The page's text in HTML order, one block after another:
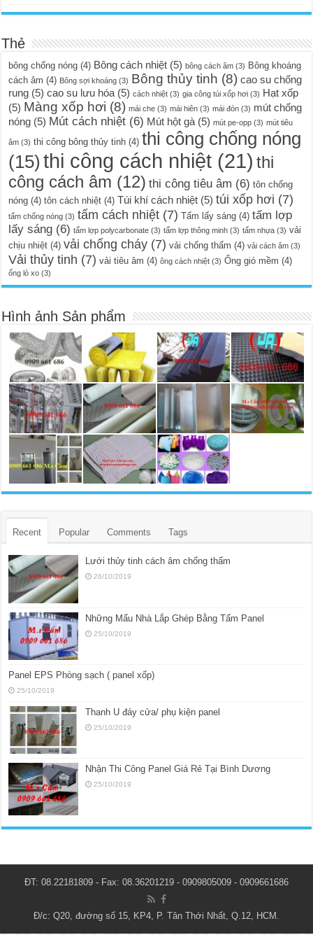
Thẻ
bông chống nóng (4) Bông cách nhiệt (5) bông cách âm (3) Bông khoáng
cách âm (4) Bông sợi khoáng (3) Bông thủy tinh (8) cao su chống
rung (5) cao su lưu hóa (5) cách nhiệt (3) gia công túi xốp hơi (3) Hạt xốp
(5) Màng xốp hơi (8) mái che (3) mái hiên (3) mái đón (3) mút chống
nóng (5) Mút cách nhiệt (6) Mút hột gà (5) mút pe-opp (3) mút tiêu
âm (3) thi công bông thủy tinh (4) thi công chống nóng
(15) thi công cách nhiệt (21) thi
công cách âm (12) thi công tiêu âm (6) tôn chống
nóng (4) tôn cách nhiệt (4) Túi khí cách nhiệt (5) túi xốp hơi (7)
tấm chống nóng (3) tấm cách nhiệt (7) Tấm lấy sáng (4) tấm lợp
lấy sáng (6) tấm lợp polycarbonate (3) tấm lợp thông minh (3) tấm nhựa (3) vải
chịu nhiệt (4) vải chống cháy (7) vải chống thấm (4) vải cách âm (3)
Vải thủy tinh (7) vải tiêu âm (4) ông cách nhiệt (3) Ống gió mềm (4)
ống lò xo (3)
Hình ảnh Sản phẩm
Recent Popular Comments Tags
Lưới thủy tinh cách âm chống thấm
26/10/2019
Những Mẩu Nhà Lắp Ghép Bằng Tấm Panel
25/10/2019
Panel EPS Phòng sạch ( panel xốp)
25/10/2019
Thanh U đáy cửa/ phụ kiện panel
25/10/2019
Nhận Thi Công Panel Giá Rẻ Tại Bình Dương
25/10/2019
ĐT: 08.22181809 - Fax: 08.36201219 - 0909805009 - 0909661686
Đ/c: Q20, đường số 15, KP4, P. Tân Thới Nhất, Q.12, HCM.